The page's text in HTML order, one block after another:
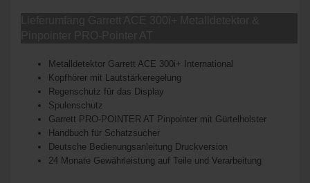
Metalldetektor Garrett ACE 300i+ International
Kopfhörer mit Lautstärkeregelung
Regenschutz für das Display
Spulenschutz
Garrett PRO-POINTER AT Pinpointer mit Gürtelholster
Handbuch für Schatzsucher
Deutsche Bedienungsanleitung Druckversion
24 Monate Gewährleistung auf Teile und Verarbeitung